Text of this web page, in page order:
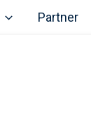
Partner